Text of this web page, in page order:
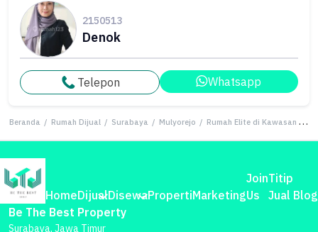
2150513
Denok
Telepon Whatsapp
Beranda / Rumah Dijual / Surabaya / Mulyorejo / Rumah Elite di Kawasan Mulyorejo, Surabaya, LB 410m², Harga 5,4 Miliar
HomeDijualDisewaPropertiMarketing
Join
Us
Titip
Jual Blog
Be The Best Property
Surabaya, Jawa Timur